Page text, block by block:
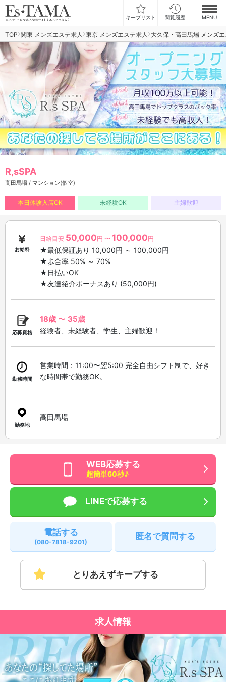
キープリスト 閲覧履歴 MENU
お仕事検索
お仕事ランキング
お仕事体験談
スカウト型求人エスジョブ
メンズエステコラム
TOP 関東 メンズエステ求人 東京 メンズエステ求人 大久保・高田馬場 メンズ
R,sSPA
高田馬場 / マンション(個室)
本日体験入店OK 未経験OK 主婦歓迎
お給料
日給目安 50,000円 〜 100,000円
★最低保証あり 10,000円 ～ 100,000円
★歩合率 50% ～ 70%
★日払いOK
★友達紹介ボーナスあり (50,000円)
応募資格
18歳〜 35歳
経験者、未経験者、学生、主婦歓迎！
勤務時間
営業時間：11:00〜翌5:00 完全自由シフト制で、好き
な時間帯で勤務OK。
勤務地
高田馬場
WEB応募する
超簡単60秒♪
LINEで応募する
電話する
(080-7818-9201)
匿名で質問する
とりあえずキープする
求人情報